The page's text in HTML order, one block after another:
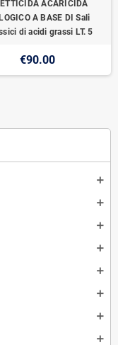
ACARICIDA
A BASE DI Sali
di acidi grassi LT. 5
€90.00